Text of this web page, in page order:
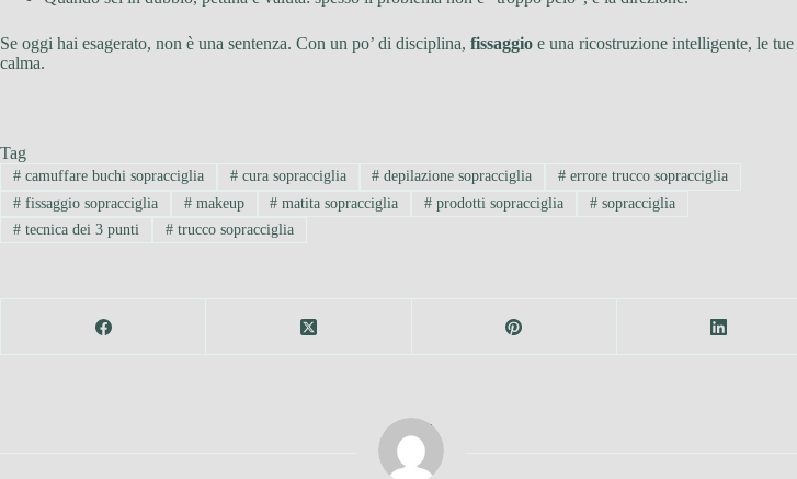
Se oggi hai esagerato, non è una sentenza. Con un po’ di disciplina, fissaggio e una ricostruzione intelligente, le tue
calma.
Tag
#camuffare buchi sopracciglia #cura sopracciglia # depilazione sopracciglia # errore trucco sopracciglia
#fissaggio sopracciglia #makeup # matita sopracciglia # prodotti sopracciglia # sopracciglia
#tecnica dei 3 punti #trucco sopracciglia